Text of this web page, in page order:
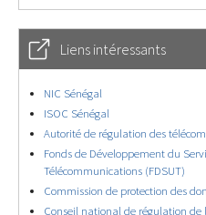
Liens intéressants
NIC Sénégal
ISOC Sénégal
Autorité de régulation des
Fonds de Développement du
Télécommunications (FDSUT)
Commission de protection des
Conseil national de régulation de